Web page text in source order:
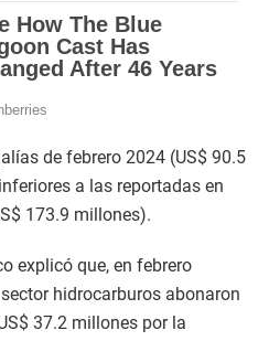
de febrero 2024 (US$ 90.5
a las reportadas en
173.9 millones).
explicó que, en febrero
hidrocarburos abonaron
37.2 millones por la